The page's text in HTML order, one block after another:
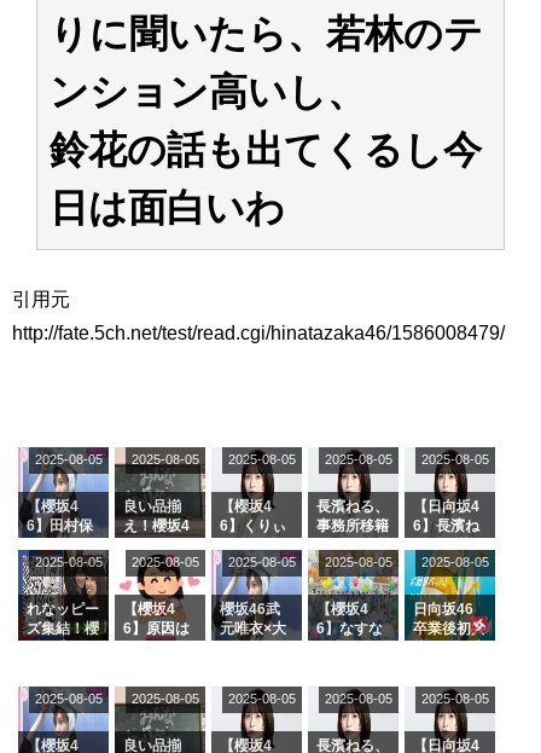
アイドル – ぷぅアンテナ / 2022年3月22日（火）のメディア情報
アイドル – ぷぅアンテナ / 【乃木坂46】井上和の『なぎおはぎ』って こん
ぺいとう×いちごみるく×マヨラー星人 と同じと考えてよろしいですか？
アイドル – ぷぅアンテナ / 【乃木坂46】日村勇紀 gif職人が切り抜いた名シ
ふぇどみ！ / 【悲報】呪術廻戦、視聴率5.1%
ふぇどみ！ / 【画像】スポ－ツキャスターお姉さん・ハメまくりだったｗｗ
ｗｗｗｗｗｗｗｗｗｗ
ふぇどみ！ / 【悲報】母「裕福な過程が高学歴になるとか大嘘。教育に金を
りに聞いたら、若林のテ
ンション高いし、
鈴花の話も出てくるし今
日は面白いわ
引用元
http://fate.5ch.net/test/read.cgi/hinatazaka46/1586008479/
【櫻坂4
6】田村保
ージを脱い
でいた理由
2025-08-05
良い品揃
え！櫻坂4
グル『Mak
e or Brea
k』オフィ
シャルグッ
ズ絶賛販売
2025-08-05
【櫻坂4
6】くりぃ
の2人を手
玉に取る大
沼晶保【く
りぃむナン
タラ】
2025-08-05
長濱ねる、
事務所移籍
属を発表
2025-08-05
【日向坂4
6】長濱ね
ら移籍しフ
ラーム所属
に。これで
事務所に所
属している
がこちら
2025-08-05
れなッピー
ズ集結！櫻
理子、8/6
「ラヴィッ
ト！」水曜
スタジオ出
2025-08-05
【櫻坂4
6】原因は
uddiesを
ざわつかせ
る...
2025-08-05
櫻坂46武
元唯衣×大
カップお姉
さんに恐怖
【くりぃむ
ナンタラ】
2025-08-05
【櫻坂4
6】なすな
2曲目っ
て...【ラヴ
ィット 東
京ドーム公
2025-08-05
日向坂46
卒業後初共
師匠オード
リー若林さ
んと再会し
た結果･･･
2025-08-05
【櫻坂4
2025-08-05
良い品揃
2025-08-05
【櫻坂4
2025-08-05
長濱ねる、
2025-08-05
【日向坂4
2025-08-05